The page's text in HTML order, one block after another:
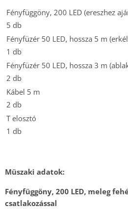
Fényfüggöny, 200 LED (ereszhez
5 db
Fényfüzér 50 LED, hossza 5 m
1 db
Fényfüzér 50 LED, hossza 3 m
2 db
Kábel 5 m
2 db
T elosztó
1 db
Müszaki adatok:
Fényfüggöny, 200 LED, meleg
csatlakozással